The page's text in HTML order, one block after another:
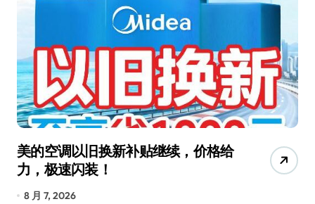
美的空调以旧换新补贴继续，价格给
力，极速闪装！
8 月 7, 2026